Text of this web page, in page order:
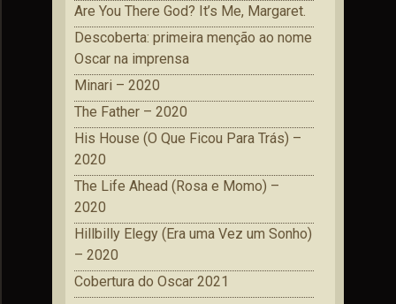
Are You There God? It’s Me, Margaret.
Descoberta: primeira menção ao nome
Oscar na imprensa
Minari – 2020
The Father – 2020
His House (O Que Ficou Para Trás) –
2020
The Life Ahead (Rosa e Momo) –
2020
Hillbilly Elegy (Era uma Vez um Sonho)
– 2020
Cobertura do Oscar 2021